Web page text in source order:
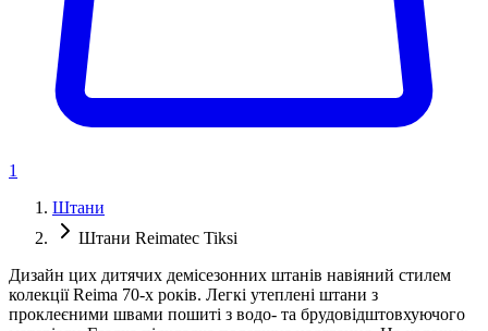
1
Штани
Штани Reimatec Tiksi
Дизайн цих дитячих демісезонних штанів навіяний стилем
колекції Reima 70-х років. Легкі утеплені штани з
проклеєними швами пошиті з водо- та брудовідштовхуючого